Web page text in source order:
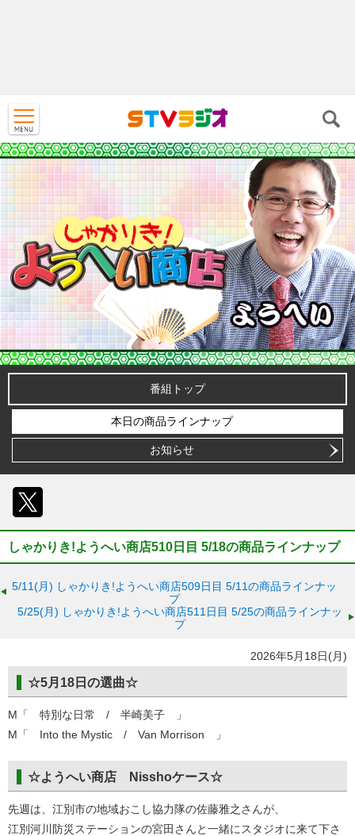
番組トップ
本日の商品ラインナップ
お知らせ
しゃかりき!ようへい商店510日目 5/18の商品ラインナップ
5/11(月) しゃかりき!ようへい商店509日目 5/11の商品ラインナッ
プ
5/25(月) しゃかりき!ようへい商店511日目 5/25の商品ラインナッ
プ
2026年5月18日(月)
☆5月18日の選曲☆
M「 特別な日常 / 半崎美子 」
M「 Into the Mystic / Van Morrison 」
☆ようへい商店 Nisshoケース☆
先週は、江別市の地域おこし協力隊の佐藤雅之さんが、
江別河川防災ステーションの宮田さんと一緒にスタジオに来て下さ